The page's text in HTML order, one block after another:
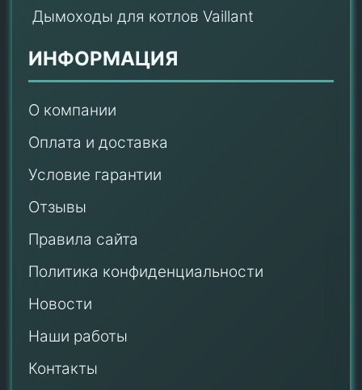
Дымоходы для котлов Vaillant
ИНФОРМАЦИЯ
О компании
Оплата и доставка
Условие гарантии
Отзывы
Правила сайта
Политика конфиденциальности
Новости
Наши работы
Контакты